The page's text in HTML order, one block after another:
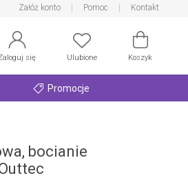
Załóż konto Pomoc Kontakt
się Ulubione Koszyk
Promocje
bocianie